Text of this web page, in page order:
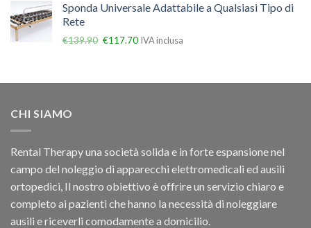
Sponda Universale Adattabile a Qualsiasi Tipo di
Rete
€139.90 €117.70 IVA inclusa
CHI SIAMO
Rental Therapy una società solida e in forte espansione nel
campo del noleggio di apparecchi elettromedicali ed ausili
ortopedici, Il nostro obiettivo è offrire un servizio chiaro e
completo ai pazienti che hanno la necessità di noleggiare
ausili e riceverli comodamente a domicilio.